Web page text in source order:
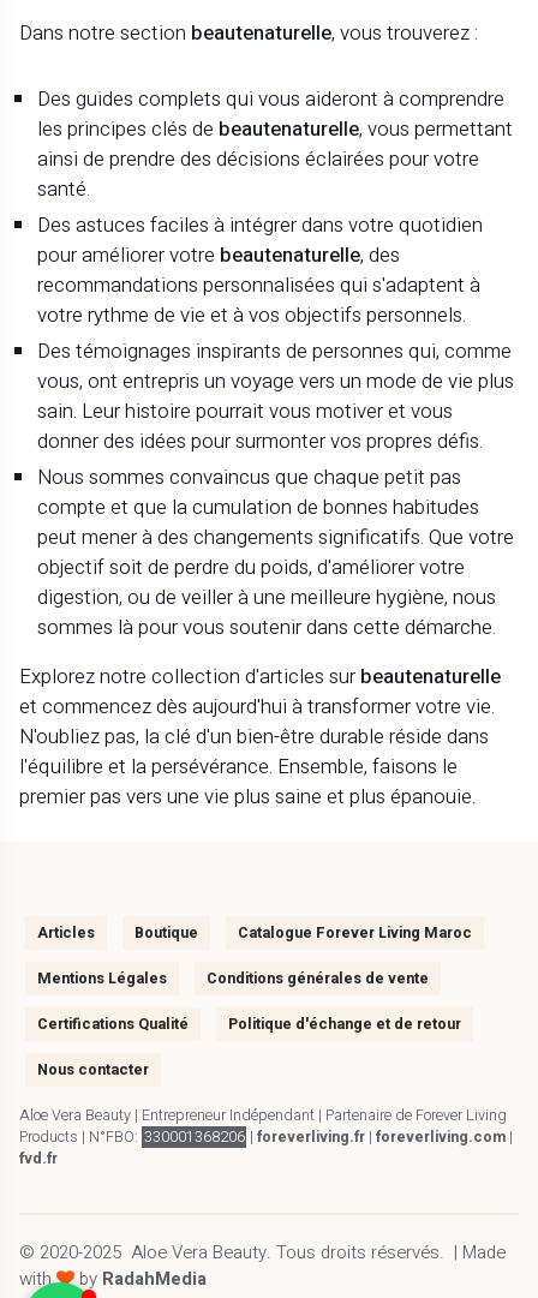
Dans notre section beautenaturelle, vous trouverez :
Des guides complets qui vous aideront à comprendre
les principes clés de beautenaturelle, vous permettant
ainsi de prendre des décisions éclairées pour votre
santé.
Des astuces faciles à intégrer dans votre quotidien
pour améliorer votre beautenaturelle, des
recommandations personnalisées qui s'adaptent à
votre rythme de vie et à vos objectifs personnels.
Des témoignages inspirants de personnes qui, comme
vous, ont entrepris un voyage vers un mode de vie plus
sain. Leur histoire pourrait vous motiver et vous
donner des idées pour surmonter vos propres défis.
Nous sommes convaincus que chaque petit pas
compte et que la cumulation de bonnes habitudes
peut mener à des changements significatifs. Que votre
objectif soit de perdre du poids, d'améliorer votre
digestion, ou de veiller à une meilleure hygiène, nous
sommes là pour vous soutenir dans cette démarche.
Explorez notre collection d'articles sur beautenaturelle
et commencez dès aujourd'hui à transformer votre vie.
N'oubliez pas, la clé d'un bien-être durable réside dans
l'équilibre et la persévérance. Ensemble, faisons le
premier pas vers une vie plus saine et plus épanouie.
Articles Boutique Catalogue Forever Living Maroc
Mentions Légales Conditions générales de vente
Certifications Qualité Politique d'échange et de retour
Nous contacter
Aloe Vera Beauty | Entrepreneur Indépendant | Partenaire de Forever Living
Products | N°FBO: 330001368206 | foreverliving.fr| foreverliving.com|
fvd.fr
© 2020-2025 Aloe Vera Beauty.Tous droits réservés. | Made
with
by RadahMedia